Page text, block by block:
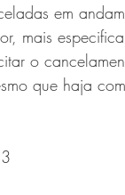
em
mais
o
que haja